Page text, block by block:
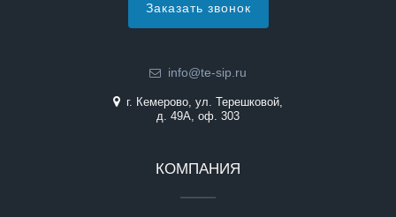
Заказать звонок
info@te-sip.ru
г. Кемерово, ул. Терешковой,
д. 49А, оф. 303
КОМПАНИЯ